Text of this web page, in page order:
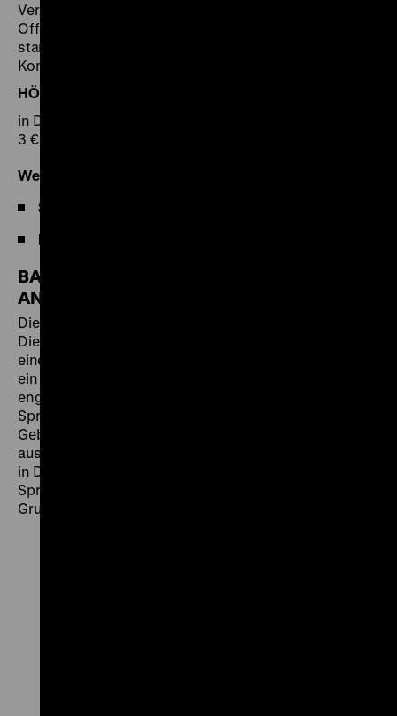
Verzicht auf geschlossene Wandflächen erzeugt eine
Offenheit und versinnbildlicht, dass Demokratie kein
starres System ist, sondern Kontroversen und
Kompromisse, Bewegung und Veränderung bedeutet.
HÖRFÜHRUNG ZUR AUSSTELLUNG
in Deutsch oder Englisch
3 € pro Person zzgl. Eintritt
Weitere Informationen
Stadtspaziergänge
Daten und Fakten
BARRIEREFREIE UND INKLUSIVE
ANGEBOTE
Die Ausstellung ist barrierefrei und inklusiv gestaltet.
Die Inklusiven Kommunikations-Stationen laden zu
einem partizipativen Einstieg in jeden Themenbereich
ein und bieten Informationen in deutscher und
englischer Sprache sowie in Braille, in Leichter
Sprache und in Deutscher
Gebärdensprache.
ausführlichen Objektbeschreibungen, mit Übersetzung
in Deutsche Gebärdensprache und in Einfacher
Sprache finden regelmäßig statt und können auch von
Gruppen gebucht werden.